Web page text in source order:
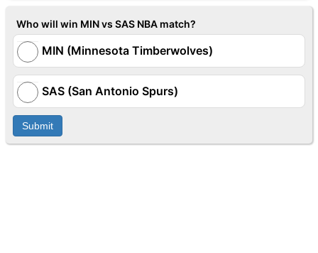
Who will win MIN vs SAS NBA match?
MIN (Minnesota Timberwolves)
SAS (San Antonio Spurs)
Submit